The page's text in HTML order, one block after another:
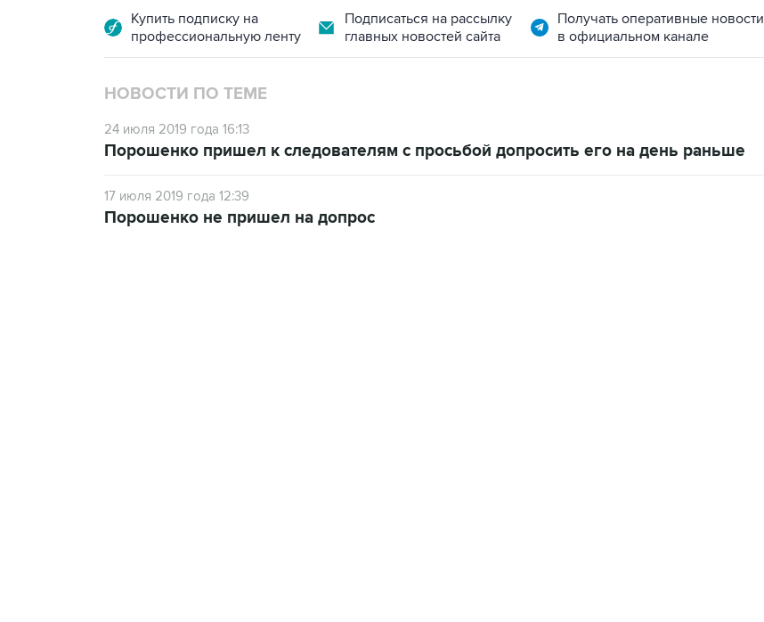
Купить подписку на
профессиональную ленту
Подписаться на рассылку
главных новостей сайта
Получать оперативные новости
в официальном канале
НОВОСТИ ПО ТЕМЕ
24 июля 2019 года 16:13
Порошенко пришел к следователям с просьбой допросить его на день раньше
17 июля 2019 года 12:39
Порошенко не пришел на допрос